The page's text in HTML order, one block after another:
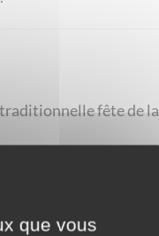
traditionnelle fête de la
que vous